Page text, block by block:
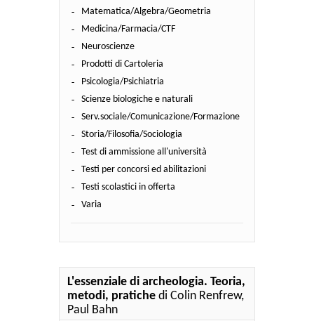
Matematica/Algebra/Geometria
Medicina/Farmacia/CTF
Neuroscienze
Prodotti di Cartoleria
Psicologia/Psichiatria
Scienze biologiche e naturali
Serv.sociale/Comunicazione/Formazione
Storia/Filosofia/Sociologia
Test di ammissione all'università
Testi per concorsi ed abilitazioni
Testi scolastici in offerta
Varia
L'essenziale di archeologia. Teoria,
metodi, pratiche di Colin Renfrew,
Paul Bahn